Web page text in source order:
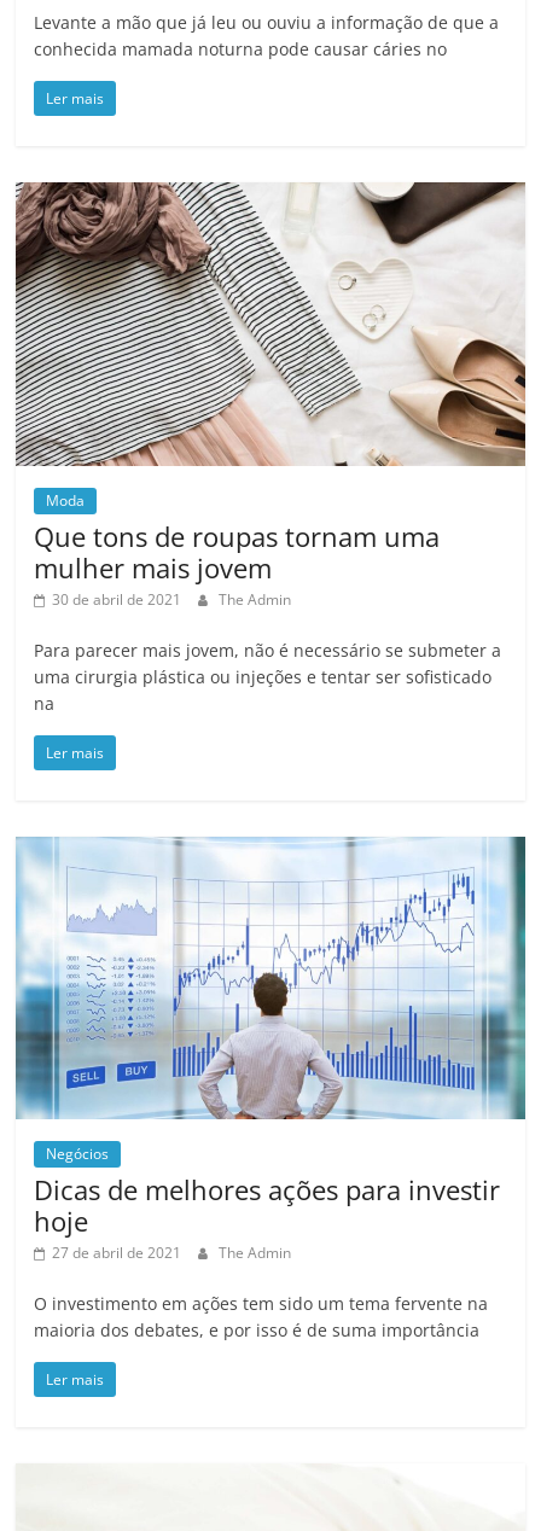
Levante a mão que já leu ou ouviu a informação de que a
conhecida mamada noturna pode causar cáries no
Ler mais
Moda
Que tons de roupas tornam uma
mulher mais jovem
30 de abril de 2021 The Admin
Para parecer mais jovem, não é necessário se submeter a
uma cirurgia plástica ou injeções e tentar ser sofisticado
na
Ler mais
Negócios
Dicas de melhores ações para investir
hoje
27 de abril de 2021 The Admin
O investimento em ações tem sido um tema fervente na
maioria dos debates, e por isso é de suma importância
Ler mais